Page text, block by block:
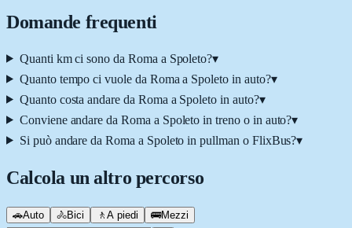
Domande frequenti
Quanti km ci sono da Roma a Spoleto?▾
Quanto tempo ci vuole da Roma a Spoleto in auto?▾
Quanto costa andare da Roma a Spoleto in auto?▾
Conviene andare da Roma a Spoleto in treno o in auto?▾
Si può andare da Roma a Spoleto in pullman o FlixBus?▾
Calcola un altro percorso
🚗Auto 🚴Bici 🚶 A piedi 🚌Mezzi